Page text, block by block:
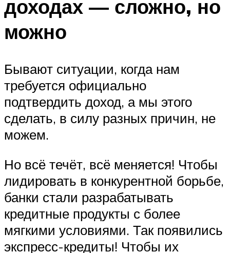
доходах — сложно, но
можно
Бывают ситуации, когда нам
требуется официально
подтвердить доход, а мы этого
сделать, в силу разных причин, не
можем.
Но всё течёт, всё меняется! Чтобы
лидировать в конкурентной борьбе,
банки стали разрабатывать
кредитные продукты с более
мягкими условиями. Так появились
экспресс-кредиты! Чтобы их